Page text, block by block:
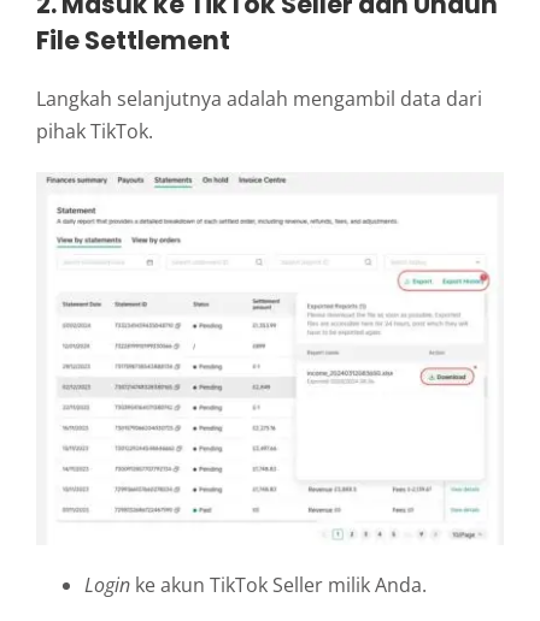
File Settlement
Langkah selanjutnya adalah mengambil data dari
pihak TikTok.
Login ke akun TikTok Seller milik Anda.